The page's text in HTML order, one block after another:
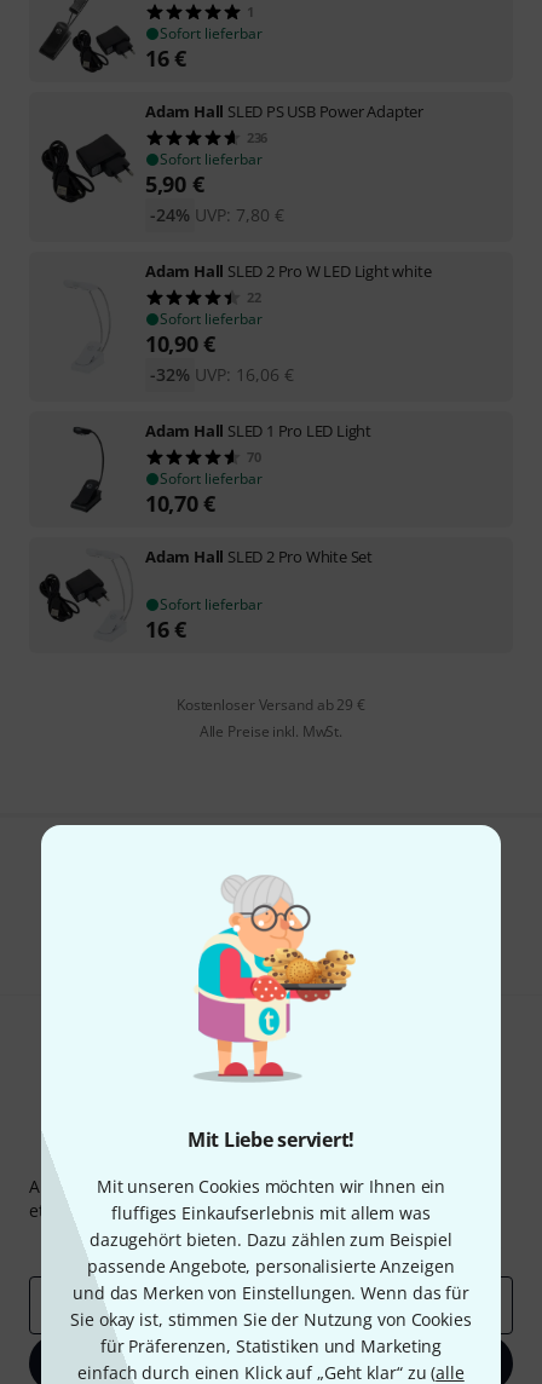
Mit Liebe serviert!
Mit unseren Cookies möchten wir Ihnen ein
fluffiges Einkaufserlebnis mit allem was
dazugehört bieten. Dazu zählen zum Beispiel
passende Angebote, personalisierte Anzeigen
und das Merken von Einstellungen. Wenn das für
Sie okay ist, stimmen Sie der Nutzung von Cookies
für Präferenzen, Statistiken und Marketing
einfach durch einen Klick auf „Geht klar“ zu (alle
1
Sofort lieferbar
16€
Adam Hall SLED PS USB Power Adapter
236
Sofort lieferbar
5,90 €
UVP: 7,80 €
-24%
Adam Hall SLED 2 Pro W LED Light white
22
Sofort lieferbar
10,90€
UVP: 16,06 €
-32%
Adam Hall SLED 1 Pro LED Light
70
Sofort lieferbar
10,70€
Adam Hall SLED 2 Pro White Set
Sofort lieferbar
16€
Kostenloser Versand ab 29 €
Alle Preise inkl. MwSt.
Gefällt Ihnen, was Sie sehen?
Hilfe & Feedback
Thomann Newsletter
Abonniere den Thomann Newsletter und gewinne mit
etwas Glück einen von50 Gutscheinenüber jeweils
Inspirierende Beiträge
Deals Thomann Insights
E-Mail-Adresse*
Jetzt anmelden